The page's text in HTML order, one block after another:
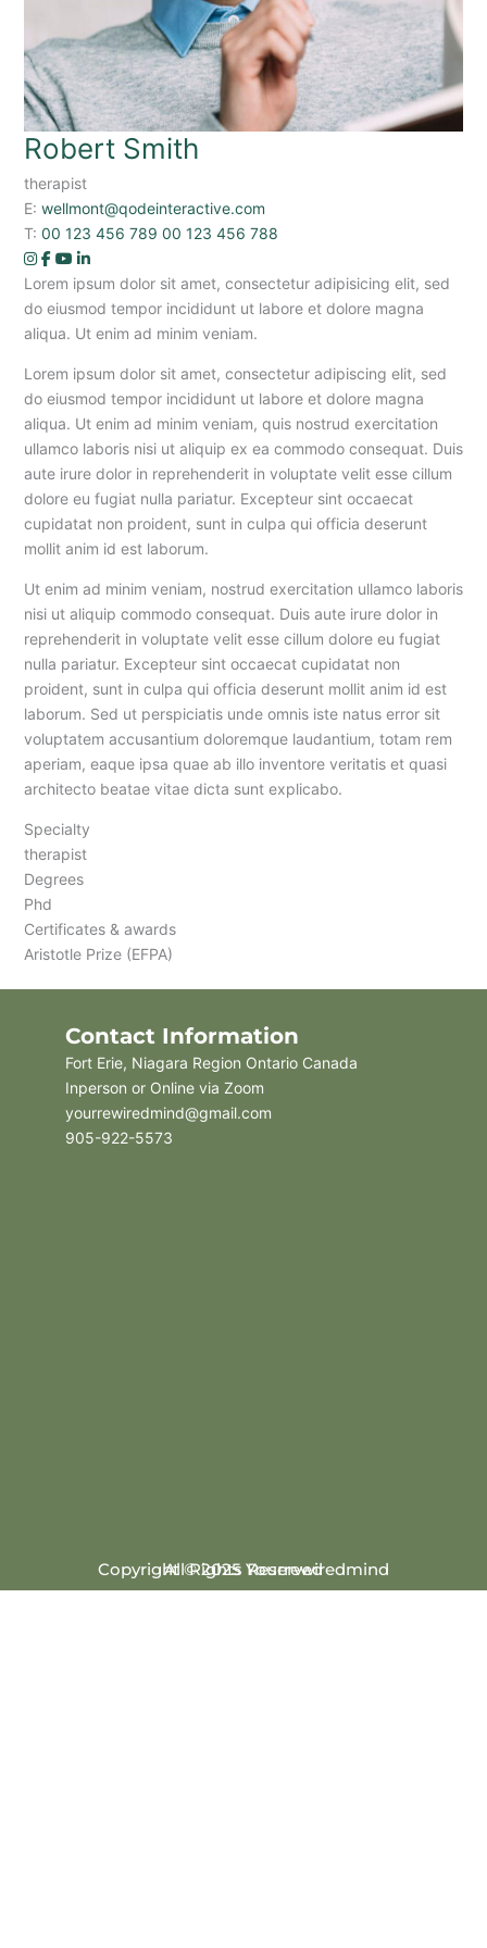
Robert Smith
therapist
E: wellmont@qodeinteractive.com
T: 00 123 456 789 00 123 456 788
Lorem ipsum dolor sit amet, consectetur adipisicing elit, sed
do eiusmod tempor incididunt ut labore et dolore magna
aliqua. Ut enim ad minim veniam.
Lorem ipsum dolor sit amet, consectetur adipiscing elit, sed
do eiusmod tempor incididunt ut labore et dolore magna
aliqua. Ut enim ad minim veniam, quis nostrud exercitation
ullamco laboris nisi ut aliquip ex ea commodo consequat. Duis
aute irure dolor in reprehenderit in voluptate velit esse cillum
dolore eu fugiat nulla pariatur. Excepteur sint occaecat
cupidatat non proident, sunt in culpa qui officia deserunt
mollit anim id est laborum.
Ut enim ad minim veniam, nostrud exercitation ullamco laboris
nisi ut aliquip commodo consequat. Duis aute irure dolor in
reprehenderit in voluptate velit esse cillum dolore eu fugiat
nulla pariatur. Excepteur sint occaecat cupidatat non
proident, sunt in culpa qui officia deserunt mollit anim id est
laborum. Sed ut perspiciatis unde omnis iste natus error sit
voluptatem accusantium doloremque laudantium, totam rem
aperiam, eaque ipsa quae ab illo inventore veritatis et quasi
architecto beatae vitae dicta sunt explicabo.
Specialty
therapist
Degrees
Phd
Certificates & awards
Aristotle Prize (EFPA)
Contact Information
Fort Erie, Niagara Region Ontario Canada
Inperson or Online via Zoom
yourrewiredmind@gmail.com
905-922-5573
Copyright © 2025 Yourrewiredmind
All Rights Reserved